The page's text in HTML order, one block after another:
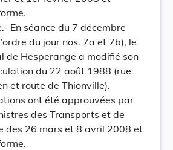
En séance du 7 décembre
du jour nos. 7a et 7b), le
de Hesperange a modifié son
du 22 août 1988 (rue
et route de Thionville).
ont été approuvées par
des Transports et de
des 26 mars et 8 avril 2008 et